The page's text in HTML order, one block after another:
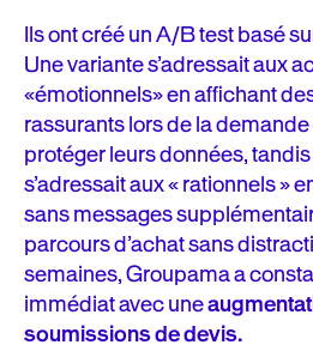
Ils ont créé un A/B test basé
Une variante s’adressait aux
«émotionnels» en affichant
rassurants lors de la
protéger leurs données,
s’adressait aux « rationnels »
sans messages
parcours d’achat sans
semaines, Groupama a
immédiat avec une
soumissions de devis.